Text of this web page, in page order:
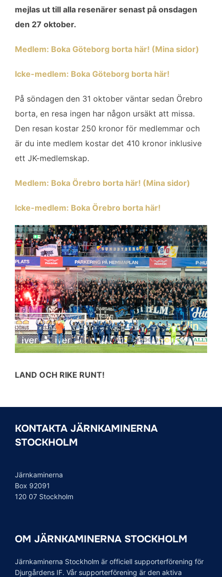
mejlas ut till alla resenärer senast på onsdagen
den 27 oktober.
Medlem: Boka Göteborg borta här! (Mina sidor)
Icke-medlem: Boka Göteborg borta här!
På söndagen den 31 oktober väntar sedan Örebro
borta, en resa ingen har någon ursäkt att missa.
Den resan kostar 250 kronor för medlemmar och
är du inte medlem kostar det 410 kronor inklusive
ett JK-medlemskap.
Medlem: Boka Örebro borta här! (Mina sidor)
Icke-medlem: Boka Örebro borta här!
LAND OCH RIKE RUNT!
KONTAKTA JÄRNKAMINERNA
STOCKHOLM
Järnkaminerna
Box 92091
120 07 Stockholm
OM JÄRNKAMINERNA STOCKHOLM
Järnkaminerna Stockholm är officiell supporterförening för
Djurgårdens IF. Vår supporterförening är den aktiva